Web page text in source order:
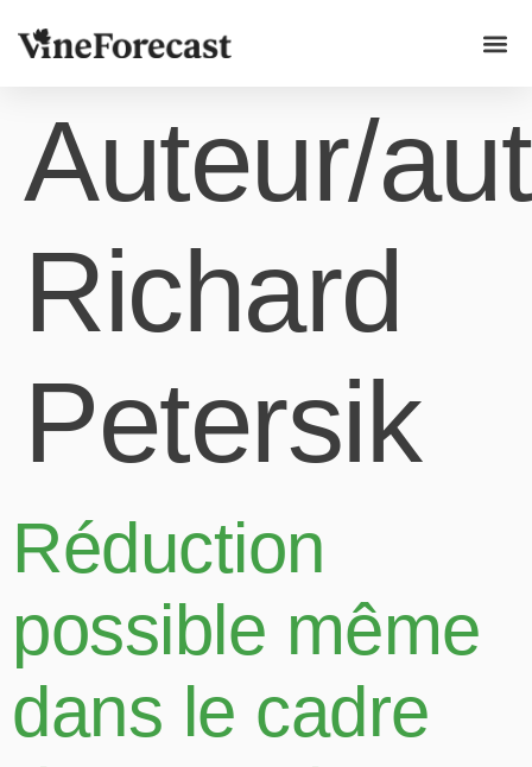
Auteur/
Richard
Petersik
Réduction
possible même
dans le cadre